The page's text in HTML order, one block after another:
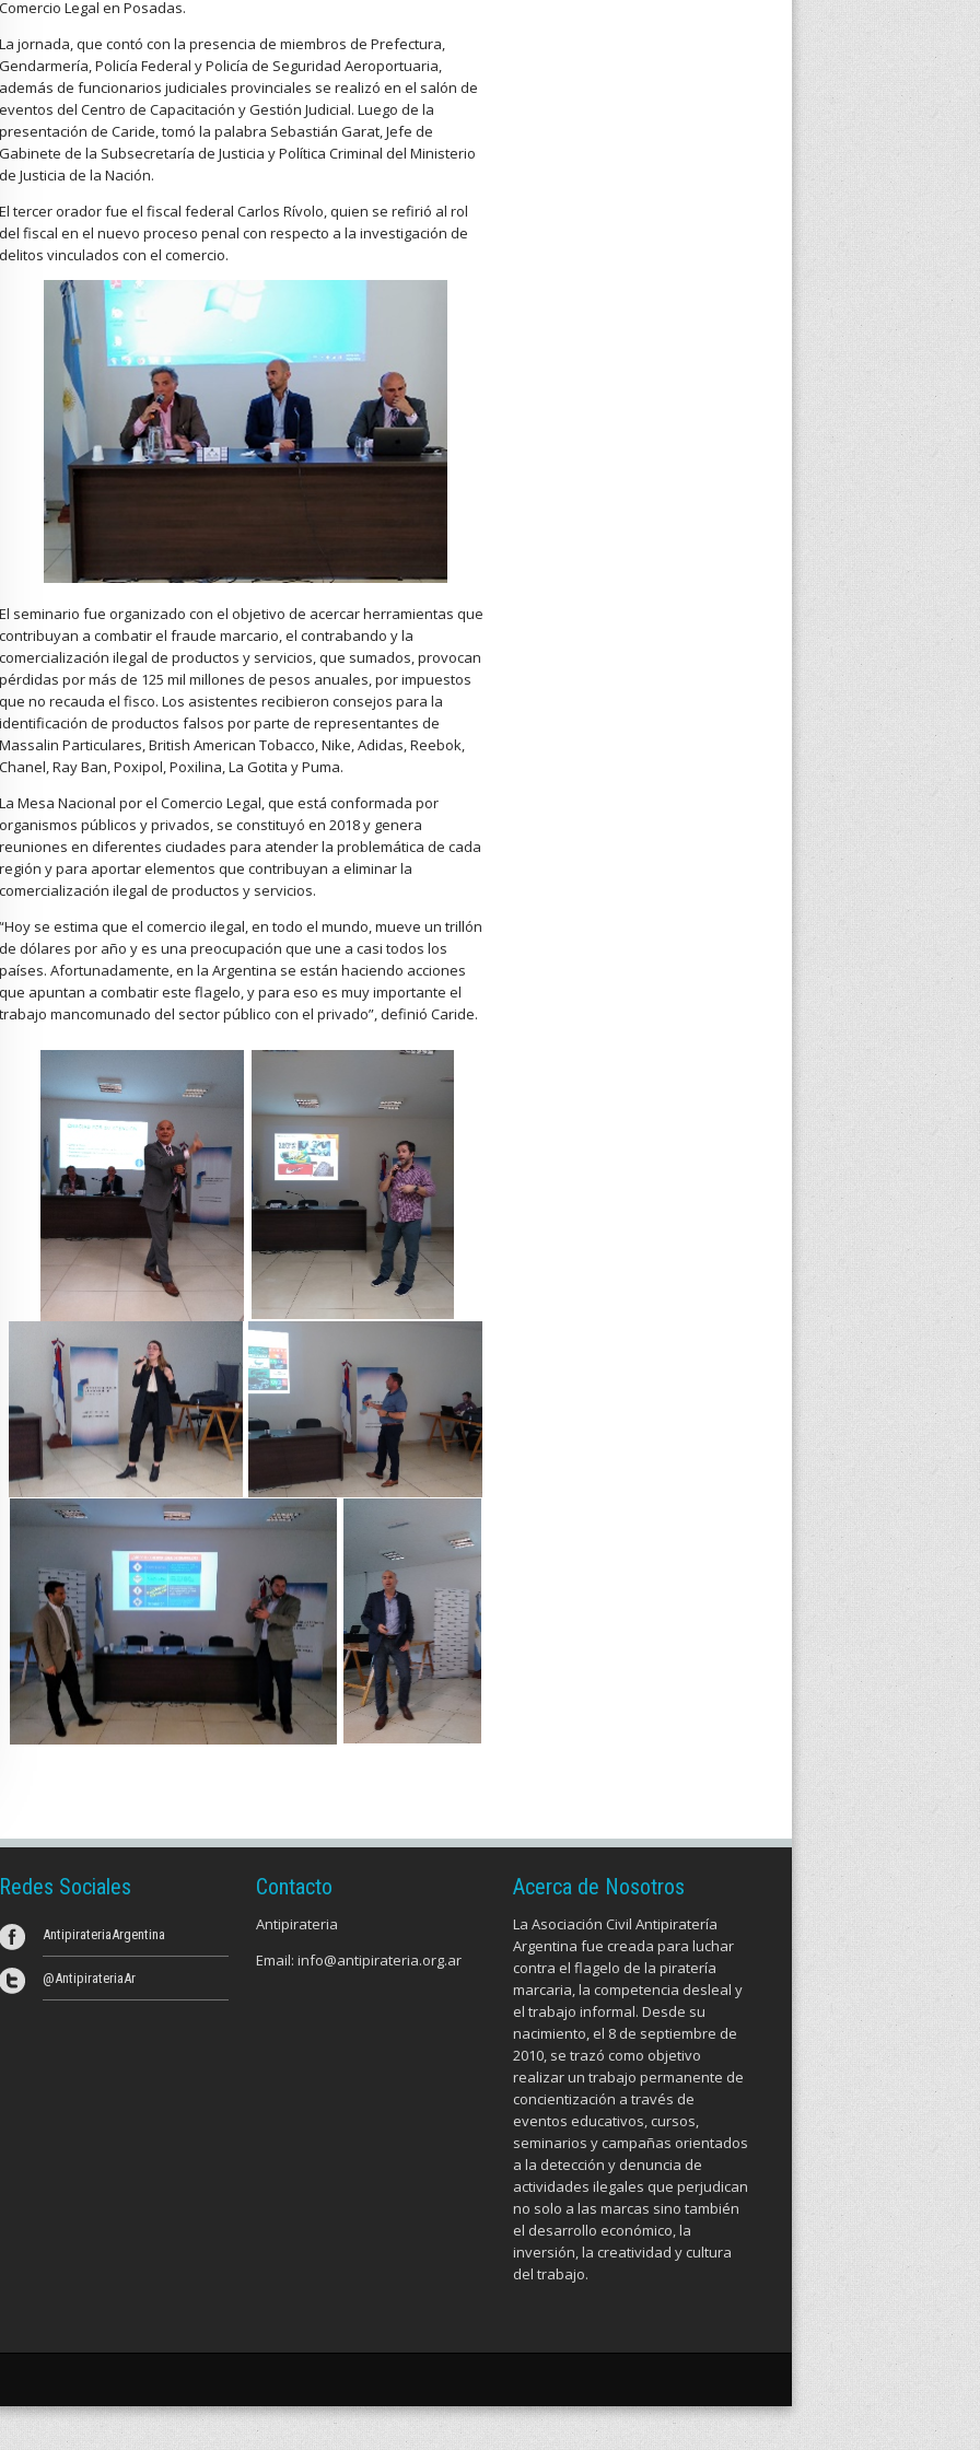
Comercio Legal en Posadas.
La jornada, que contó con la presencia de miembros de Prefectura,
Gendarmería, Policía Federal y Policía de Seguridad Aeroportuaria,
además de funcionarios judiciales provinciales se realizó en el salón de
eventos del Centro de Capacitación y Gestión Judicial. Luego de la
presentación de Caride, tomó la palabra Sebastián Garat, Jefe de
Gabinete de la Subsecretaría de Justicia y Política Criminal del Ministerio
de Justicia de la Nación.
El tercer orador fue el fiscal federal Carlos Rívolo, quien se refirió al rol
del fiscal en el nuevo proceso penal con respecto a la investigación de
delitos vinculados con el comercio.
El seminario fue organizado con el objetivo de acercar herramientas que
contribuyan a combatir el fraude marcario, el contrabando y la
comercialización ilegal de productos y servicios, que sumados, provocan
pérdidas por más de 125 mil millones de pesos anuales, por impuestos
que no recauda el fisco. Los asistentes recibieron consejos para la
identificación de productos falsos por parte de representantes de
Massalin Particulares, British American Tobacco, Nike, Adidas, Reebok,
Chanel, Ray Ban, Poxipol, Poxilina, La Gotita y Puma.
La Mesa Nacional por el Comercio Legal, que está conformada por
organismos públicos y privados, se constituyó en 2018 y genera
reuniones en diferentes ciudades para atender la problemática de cada
región y para aportar elementos que contribuyan a eliminar la
comercialización ilegal de productos y servicios.
“Hoy se estima que el comercio ilegal, en todo el mundo, mueve un trillón
de dólares por año y es una preocupación que une a casi todos los
países. Afortunadamente, en la Argentina se están haciendo acciones
que apuntan a combatir este flagelo, y para eso es muy importante el
trabajo mancomunado del sector público con el privado”, definió Caride.
Redes Sociales
AntipirateriaArgentina
@AntipirateriaAr
Contacto
Antipirateria
Email: info@antipirateria.org.ar
Acerca de Nosotros
La Asociación Civil Antipiratería
Argentina fue creada para luchar
contra el flagelo de la piratería
marcaria, la competencia desleal y
el trabajo informal. Desde su
nacimiento, el 8 de septiembre de
2010, se trazó como objetivo
realizar un trabajo permanente de
concientización a través de
eventos educativos, cursos,
seminarios y campañas orientados
a la detección y denuncia de
actividades ilegales que perjudican
no solo a las marcas sino también
el desarrollo económico, la
inversión, la creatividad y cultura
del trabajo.